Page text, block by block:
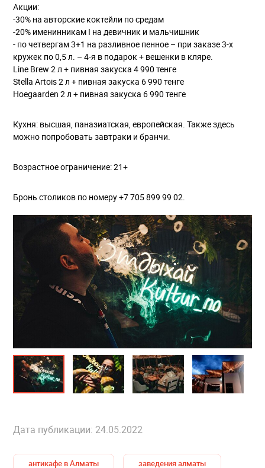
Акции:
-30% на авторские коктейли по средам
-20% именинникам I на девичник и мальчишник
- по четвергам 3+1 на разливное пенное – при заказе 3-х
кружек по 0,5 л. – 4-я в подарок + вешенки в кляре.
Line Brew 2 л + пивная закуска 4 990 тенге
Stella Artois 2 л + пивная закуска 6 990 тенге
Hoegaarden 2 л + пивная закуска 6 990 тенге
Кухня: высшая, паназиатская, европейская. Также здесь
можно попробовать завтраки и бранчи.
Возрастное ограничение: 21+
Бронь столиков по номеру +7 705 899 99 02.
Дата публикации: 24.05.2022
антикафе в Алматы заведения алматы